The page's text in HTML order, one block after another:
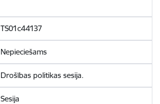
TS01c44137
Nepieciešams
Drošības politikas sesija.
Sesija